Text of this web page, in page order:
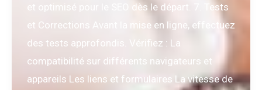
et optimisé pour le SEO dès le départ. 7. Tests
et Corrections Avant la mise en ligne, effectuez
des tests approfondis. Vérifiez : La
compatibilité sur différents navigateurs et
appareils Les liens et formulaires La vitesse de